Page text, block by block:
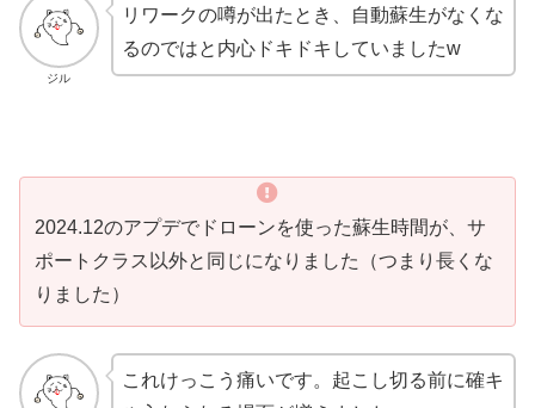
ジル
リワークの噂が出たとき、自動蘇生がなくな
るのではと内心ドキドキしていましたw
2024.12のアプデでドローンを使った蘇生時間が、サ
ポートクラス以外と同じになりました（つまり長くな
りました）
これけっこう痛いです。起こし切る前に確キ